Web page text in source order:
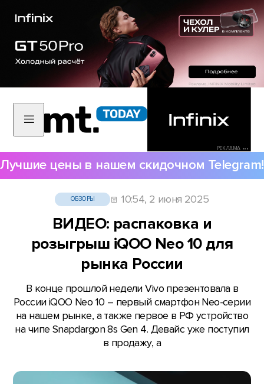
РЕКЛАМА •••
Лучшие цены в нашем скидочном Telegram!
ОБЗОРЫ 10:54, 2 июня 2025
ВИДЕО: распаковка и
розыгрыш iQOO Neo 10 для
рынка России
В конце прошлой недели Vivo презентовала в
России iQOO Neo 10 – первый смартфон Neo-серии
на нашем рынке, а также первое в РФ устройство
на чипе Snapdargon 8s Gen 4. Девайс уже поступил
в продажу, а